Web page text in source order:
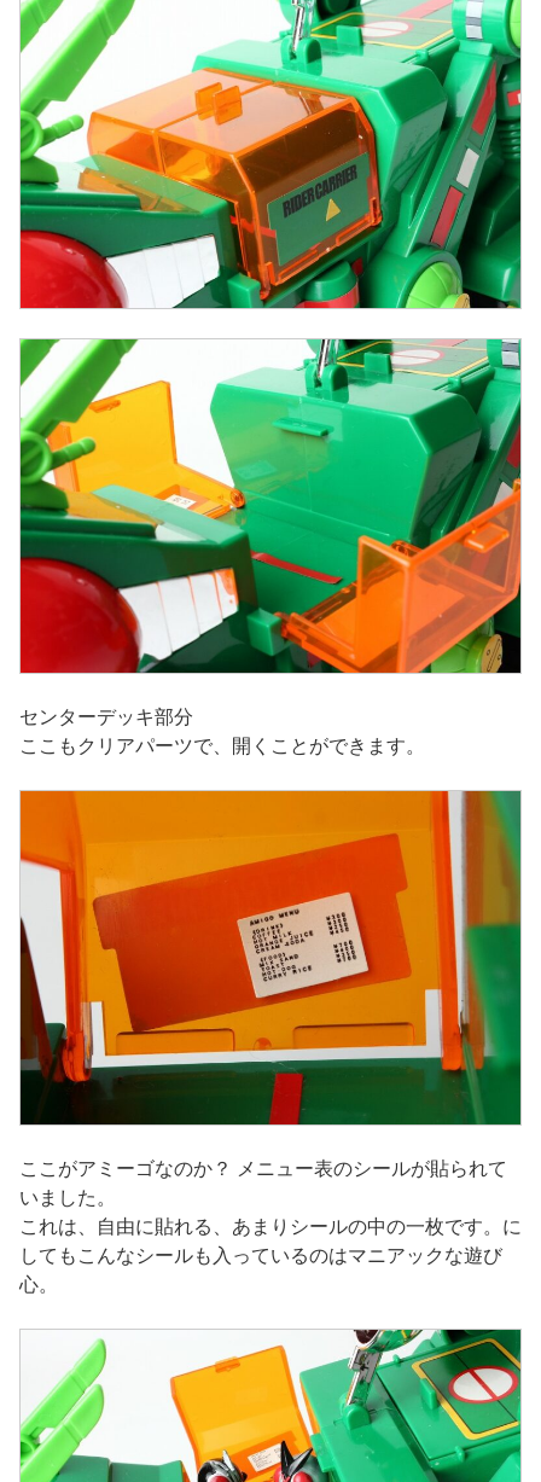
センターデッキ部分
ここもクリアパーツで、開くことができます。
ここがアミーゴなのか？ メニュー表のシールが貼られて
いました。
これは、自由に貼れる、あまりシールの中の一枚です。に
してもこんなシールも入っているのはマニアックな遊び
心。